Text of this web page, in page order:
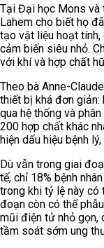
Tại Đại học Mons và
Lahem cho biết họ
tạo vật liệu hoạt
cảm biến siêu nhỏ.
với khí và hợp chất
Theo bà Anne-
thiết bị khá đơn giản:
qua hệ thống và
200 hợp chất khác
hiện dấu hiệu bệnh
Dù vẫn trong giai
tế, chỉ 18% bệnh
trong khi tỷ lệ này có
đoạn còn có thể
mũi điện tử nhỏ gọn,
tầm soát sớm ung